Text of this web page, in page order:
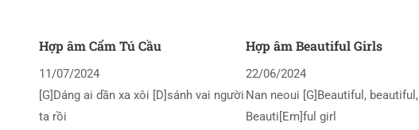
Hợp âm Cẩm Tú Cầu
11/07/2024
[G]Dáng ai dần xa xôi [D]sánh vai người
ta rồi
Hợp âm Beautiful Girls
22/06/2024
Nan neoui [G]Beautiful, beautiful,
Beauti[Em]ful girl